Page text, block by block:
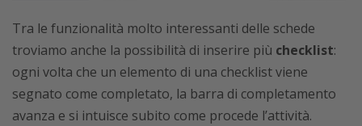
Tra le funzionalità molto interessanti delle schede
troviamo anche la possibilità di inserire più checklist:
ogni volta che un elemento di una checklist viene
segnato come completato, la barra di completamento
avanza e si intuisce subito come procede l’attività.